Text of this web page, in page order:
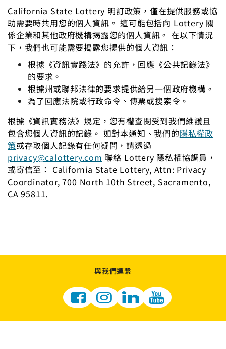
California State Lottery 明訂政策，僅在提供服務或協
助需要時共用您的個人資訊。 這可能包括向 Lottery 關
係企業和其他政府機構揭露您的個人資訊。 在以下情況
下，我們也可能需要揭露您提供的個人資訊：
根據《資訊實踐法》的允許，回應《公共記錄法》
的要求。
根據州或聯邦法律的要求提供給另一個政府機構。
為了回應法院或行政命令、傳票或搜索令。
根據《資訊實務法》規定，您有權查閱受到我們維護且
包含您個人資訊的記錄。 如對本通知、我們的隱私權政
策或存取個人記錄有任何疑問，請透過
privacy@calottery.com 聯絡 Lottery 隱私權協調員，
或寄信至： California State Lottery, Attn: Privacy
Coordinator, 700 North 10th Street, Sacramento,
CA 95811.
與我們連繫